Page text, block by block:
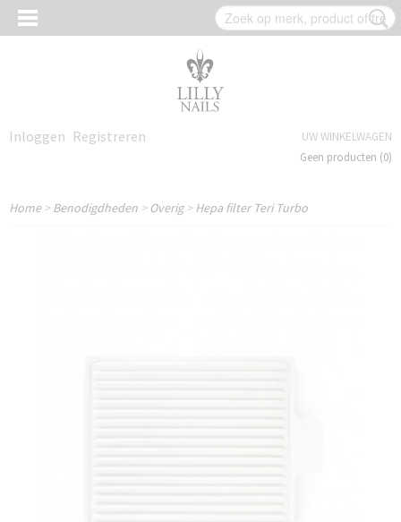
Inloggen Registreren
UW WINKELWAGEN
Geen producten (0)
Home>Benodigdheden > Overig>Hepa filter Teri Turbo